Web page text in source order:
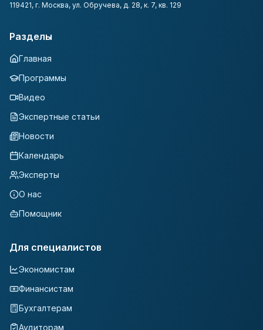
119421, г. Москва, ул. Обручева, д. 28, к. 7, кв. 129
Разделы
Главная
Программы
Видео
Экспертные статьи
Новости
Календарь
Эксперты
О нас
Помощник
Для специалистов
Экономистам
Финансистам
Бухгалтерам
Аудиторам